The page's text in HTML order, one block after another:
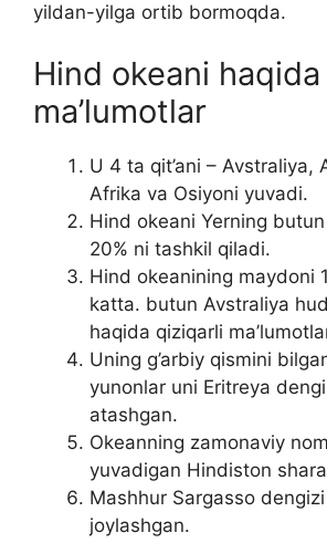
yildan-yilga ortib bormoqda.
Hind okeani
ma’lumotlar
U 4 ta qit’ani – Avstraliya,
Afrika va Osiyoni yuvadi.
Hind okeani Yerning
20% ​​ni tashkil qiladi.
Hind okeanining maydoni
katta. butun Avstraliya
haqida qiziqarli
Uning g’arbiy qismini
yunonlar uni Eritreya
atashgan.
Okeanning zamonaviy
yuvadigan Hindiston
Mashhur Sargasso
joylashgan.